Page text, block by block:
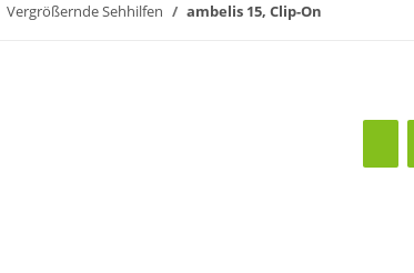
Vergrößernde Sehhilfen ambelis 15, Clip-On